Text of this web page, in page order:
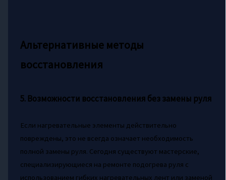
Альтернативные методы
восстановления
5. Возможности восстановления без замены руля
Если нагревательные элементы действительно
повреждены, это не всегда означает необходимость
полной замены руля. Сегодня существуют мастерские,
специализирующиеся на ремонте подогрева руля с
использованием гибких нагревательных лент или заменой